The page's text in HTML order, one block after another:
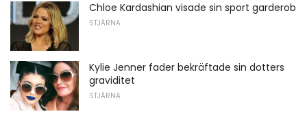
Chloe Kardashian visade sin sport garderob
STJÄRNA
Kylie Jenner fader bekräftade sin dotters
graviditet
STJÄRNA